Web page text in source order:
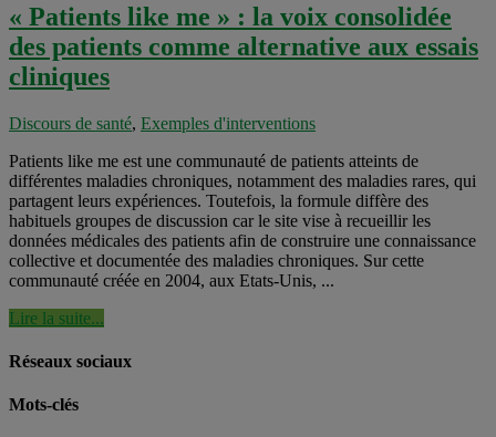
« Patients like me » : la voix consolidée
des patients comme alternative aux essais
cliniques
Discours de santé, Exemples d'interventions
Patients like me est une communauté de patients atteints de
différentes maladies chroniques, notamment des maladies rares, qui
partagent leurs expériences. Toutefois, la formule diffère des
habituels groupes de discussion car le site vise à recueillir les
données médicales des patients afin de construire une connaissance
collective et documentée des maladies chroniques. Sur cette
communauté créée en 2004, aux Etats-Unis, ...
Lire la suite...
Réseaux sociaux
Mots-clés